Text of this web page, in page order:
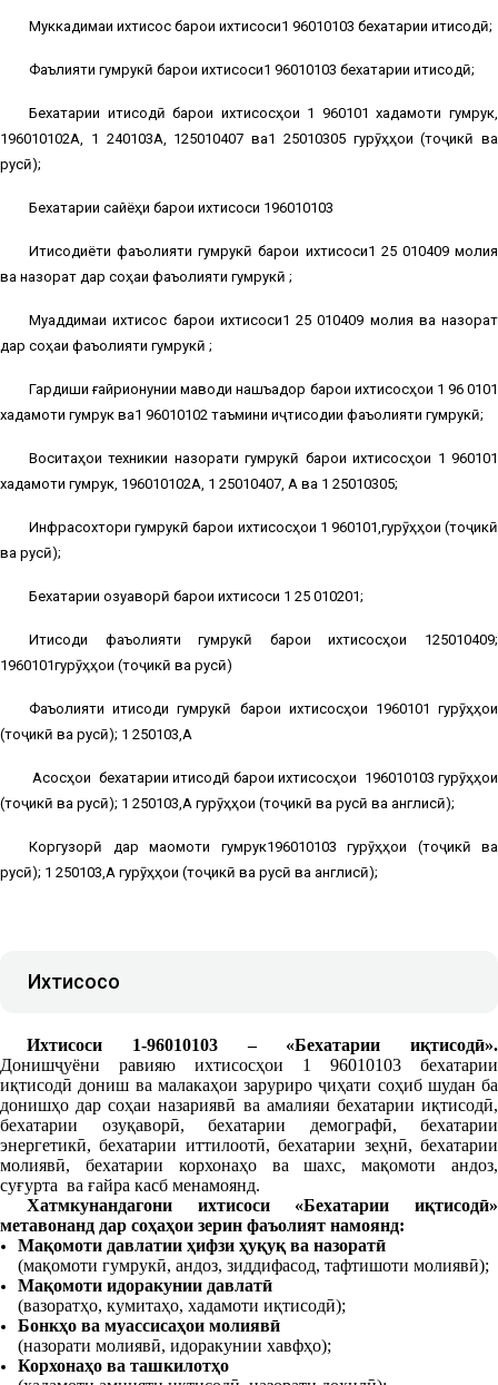
Муккадимаи ихтисос барои ихтисоси1 96010103 бехатарии иқтисодӣ;
Фаълияти гумрукӣ барои ихтисоси1 96010103 бехатарии иқтисодӣ;
Бехатарии иқтисодӣ барои ихтисосҳои 1 960101 хадамоти гумрук,
196010102А, 1 240103А, 125010407 ва1 25010305 гурӯҳҳои (тоҷикӣ ва
русӣ);
Бехатарии сайёҳи барои ихтисоси 196010103
Иқтисодиёти фаъолияти гумрукӣ барои ихтисоси1 25 010409 молия
ва назорат дар соҳаи фаъолияти гумрукӣ ;
Муқаддимаи ихтисос барои ихтисоси1 25 010409 молия ва назорат
дар соҳаи фаъолияти гумрукӣ ;
Гардиши ғайриқонунии маводи нашъадор барои ихтисосҳои 1 96 0101
хадамоти гумрук ва1 96010102 таъмини иҷтисодии фаъолияти гумрукӣ;
Воситаҳои техникии назорати гумрукӣ барои ихтисосҳои 1 960101
хадамоти гумрук, 196010102А, 1 25010407, А ва 1 25010305;
Инфрасохтори гумрукӣ барои ихтисосҳои 1 960101,гурӯҳҳои (тоҷикӣ
ва русӣ);
Бехатарии озуқаворӣ барои ихтисоси 1 25 010201;
Иқтисоди фаъолияти гумрукӣ барои ихтисосҳои 125010409;
1960101гурӯҳҳои (тоҷикӣ ва русӣ)
Фаъолияти иқтисоди гумрукӣ барои ихтисосҳои 1960101 гурӯҳҳои
(тоҷикӣ ва русӣ); 1 250103,А
Асосҳои бехатарии иқтисодӣ барои ихтисосҳои 196010103 гурӯҳҳои
(тоҷикӣ ва русӣ); 1 250103,А гурӯҳҳои (тоҷикӣ ва русӣ ва англисӣ);
Коргузорӣ дар мақомоти гумрук196010103 гурӯҳҳои (тоҷикӣ ва
русӣ); 1 250103,А гурӯҳҳои (тоҷикӣ ва русӣ ва англисӣ);
Ихтисосҳо
Ихтисоси 1-96010103 – «Бехатарии иқтисодӣ».
Донишҷуёни равияю ихтисосҳои 1 96010103 бехатарии
иқтисодӣ дониш ва малакаҳои заруриро ҷиҳати соҳиб шудан ба
донишҳо дар соҳаи назариявӣ ва амалияи бехатарии иқтисодӣ,
бехатарии озуқаворӣ, бехатарии демографӣ, бехатарии
энергетикӣ, бехатарии иттилоотӣ, бехатарии зеҳнӣ, бехатарии
молиявӣ, бехатарии корхонаҳо ва шахс, мақомоти андоз,
суғурта ва ғайра касб менамоянд.
Хатмкунандагони ихтисоси «Бехатарии иқтисодӣ»
метавонанд дар соҳаҳои зерин фаъолият намоянд:
Мақомоти давлатии ҳифзи ҳуқуқ ва назоратӣ
(мақомоти гумрукӣ, андоз, зиддифасод, тафтишоти молиявӣ);
Мақомоти идоракунии давлатӣ
(вазоратҳо, кумитаҳо, хадамоти иқтисодӣ);
Бонкҳо ва муассисаҳои молиявӣ
(назорати молиявӣ, идоракунии хавфҳо);
Корхонаҳо ва ташкилотҳо